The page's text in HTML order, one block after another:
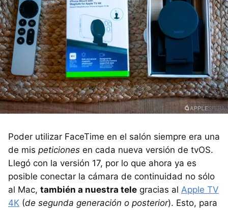
Poder utilizar FaceTime en el salón siempre era una
de mis peticiones en cada nueva versión de tvOS.
Llegó con la versión 17, por lo que ahora ya es
posible conectar la cámara de continuidad no sólo
al Mac, también a nuestra tele gracias al Apple TV
4K (de segunda generación o posterior). Esto, para